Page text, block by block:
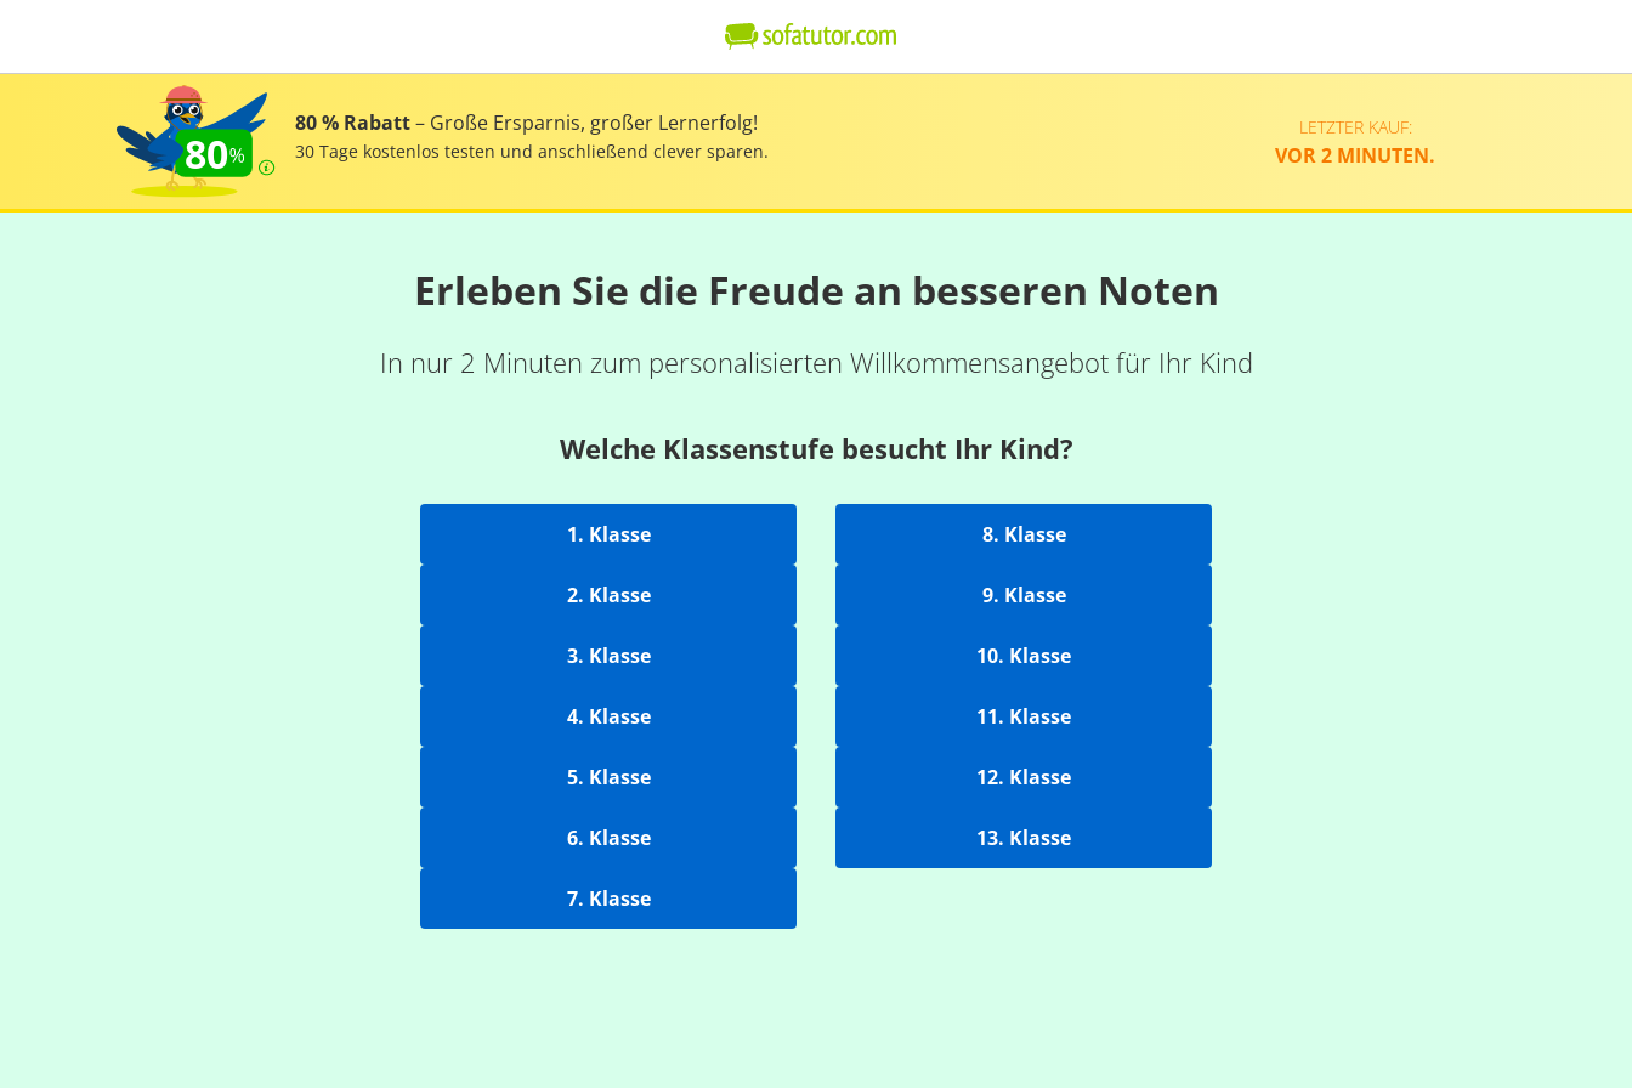
80
80 % Rabatt– Große Ersparnis, großer Lernerfolg!
30 Tage kostenlos testen und anschließend clever sparen.
LETZTER KAUF:
VOR 2 MINUTEN.
Erleben Sie die Freude an besseren Noten
In nur 2 Minuten zum personalisierten Willkommensangebot für Ihr Kind
Welche Klassenstufe besucht Ihr Kind?
1. Klasse
2. Klasse
3. Klasse
4. Klasse
5. Klasse
6. Klasse
7. Klasse
8. Klasse
9. Klasse
10. Klasse
11. Klasse
12. Klasse
13. Klasse